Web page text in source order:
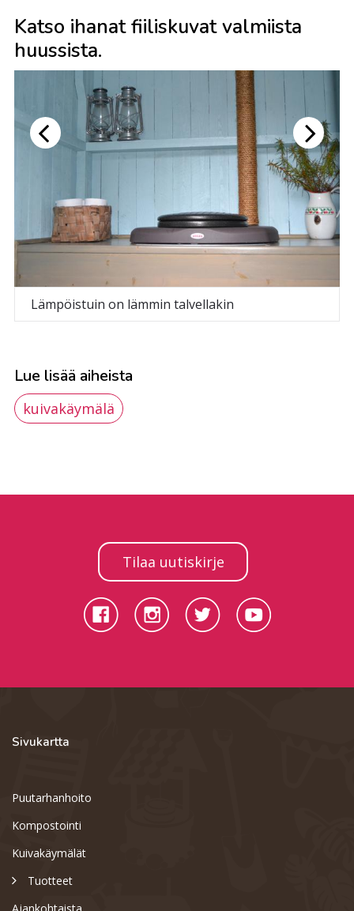
Huopaa kattoon saatiin veljen nurkista
Katso ihanat fiiliskuvat valmiista
huussista.
Lämpöistuin on lämmin talvellakin
Lue lisää aiheista
kuivakäymälä
Tilaa uutiskirje
Sivukartta
Puutarhanhoito
Kompostointi
Kuivakäymälät
Tuotteet
Ajankohtaista